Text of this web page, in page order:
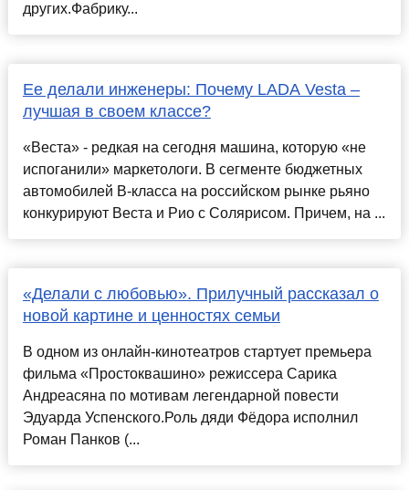
других.Фабрику...
Ее делали инженеры: Почему LADA Vesta –
лучшая в своем классе?
«Веста» - редкая на сегодня машина, которую «не
испоганили» маркетологи. В сегменте бюджетных
автомобилей B-класса на российском рынке рьяно
конкурируют Веста и Рио с Солярисом. Причем, на ...
«Делали с любовью». Прилучный рассказал о
новой картине и ценностях семьи
В одном из онлайн-кинотеатров стартует премьера
фильма «Простоквашино» режиссера Сарика
Андреасяна по мотивам легендарной повести
Эдуарда Успенского.Роль дяди Фёдора исполнил
Роман Панков (...